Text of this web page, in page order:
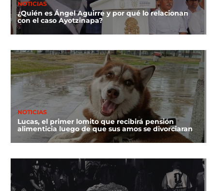
NOTICIAS
¿Quién es Ángel Aguirre y por qué lo relacionan
con el caso Ayotzinapa?
NOTICIAS
Lucas, el primer lomito que recibirá pensión
alimenticia luego de que sus amos se divorciaran